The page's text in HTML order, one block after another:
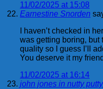
11/02/2025 at 15:08
Earnestine Snorden
I haven’t checked in
was getting boring, but
quality so I guess I’ll
You deserve it my
11/02/2025 at 16:14
john jones in nutty